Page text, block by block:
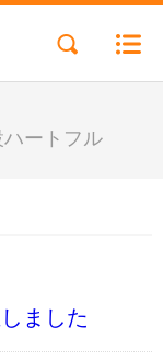
ートフル
ました